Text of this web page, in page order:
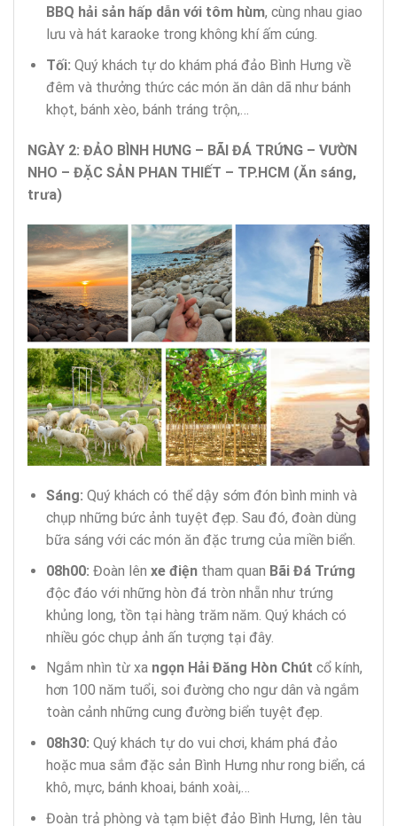
BBQ hải sản hấp dẫn với tôm hùm, cùng nhau giao
lưu và hát karaoke trong không khí ấm cúng.
Tối: Quý khách tự do khám phá đảo Bình Hưng về
đêm và thưởng thức các món ăn dân dã như bánh
khọt, bánh xèo, bánh tráng trộn,…
NGÀY 2: ĐẢO BÌNH HƯNG – BÃI ĐÁ TRỨNG – VƯỜN
NHO – ĐẶC SẢN PHAN THIẾT – TP.HCM (Ăn sáng,
trưa)
Sáng: Quý khách có thể dậy sớm đón bình minh và
chụp những bức ảnh tuyệt đẹp. Sau đó, đoàn dùng
bữa sáng với các món ăn đặc trưng của miền biển.
08h00: Đoàn lên xe điệntham quan Bãi Đá Trứng
độc đáo với những hòn đá tròn nhẵn như trứng
khủng long, tồn tại hàng trăm năm. Quý khách có
nhiều góc chụp ảnh ấn tượng tại đây.
Ngắm nhìn từ xa ngọn Hải Đăng Hòn Chút cổ kính,
hơn 100 năm tuổi, soi đường cho ngư dân và ngắm
toàn cảnh những cung đường biển tuyệt đẹp.
08h30: Quý khách tự do vui chơi, khám phá đảo
hoặc mua sắm đặc sản Bình Hưng như rong biển, cá
khô, mực, bánh khoai, bánh xoài,…
Đoàn trả phòng và tạm biệt đảo Bình Hưng, lên tàu